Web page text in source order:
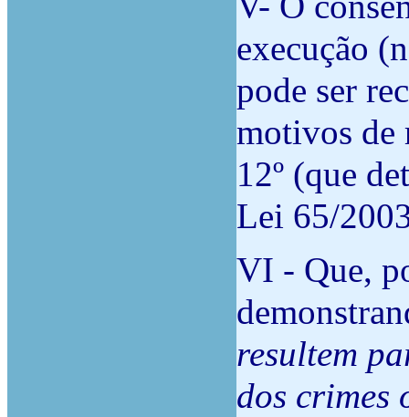
execução
pode ser
motivos de
12º (que
Lei 65/
VI - Que,
resultem
dos crimes